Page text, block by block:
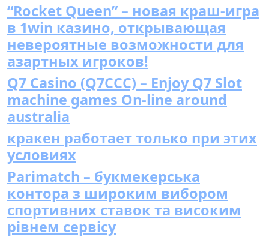
“Rocket Queen” – новая краш-игра
в 1win казино, открывающая
невероятные возможности для
азартных игроков!
Q7 Casino (Q7CCC) – Enjoy Q7 Slot
machine games On-line around
australia
кракен работает только при этих
условиях
Parimatch – букмекерська
контора з широким вибором
спортивних ставок та високим
рівнем сервісу